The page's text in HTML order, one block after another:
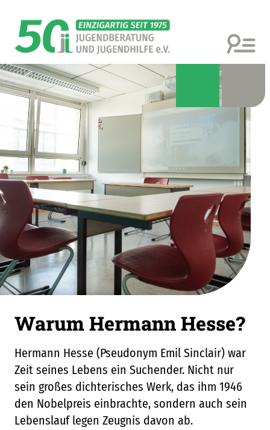
Warum Hermann Hesse?
Hermann Hesse (Pseudonym Emil Sinclair) war
Zeit seines Lebens ein Suchender. Nicht nur
sein großes dichterisches Werk, das ihm 1946
den Nobelpreis einbrachte, sondern auch sein
Lebenslauf legen Zeugnis davon ab.